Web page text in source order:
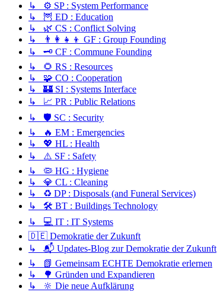
↳ ⚙️ SP : System Performance
↳ 🦉 ED : Education
↳ 🌿 CS : Conflict Solving
↳ 👨‍👩‍👧‍👦 GF : Group Founding
↳ 🗝️ CF : Commune Founding
↳ 🌻 RS : Resources
↳ 🧩 CO : Cooperation
↳ 🏰 SI : Systems Interface
↳ 📈 PR : Public Relations
↳ 🛡️ SC : Security
↳ 🔥 EM : Emergencies
↳ 💖 HL : Health
↳ ⚠️ SF : Safety
↳ 🦠 HG : Hygiene
↳ 💎 CL : Cleaning
↳ ♻️ DP : Disposals (and Funeral Services)
↳ 🛠️ BT : Buildings Technology
↳ 💻 IT : IT Systems
🇩🇪 Demokratie der Zukunft
↳ 📬 Updates-Blog zur Demokratie der Zukunft
↳ 📗 Gemeinsam ECHTE Demokratie erlernen
↳ 🌳 Gründen und Expandieren
↳ 🔆 Die neue Aufklärung